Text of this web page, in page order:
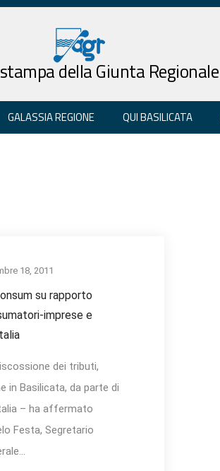
della Giunta Regionale
GALASSIA REGIONE QUI BASILICATA
18, 2011
su rapporto
imprese e
dei tributi,
in Basilicata, da parte di
– ha affermato
Festa, Segretario